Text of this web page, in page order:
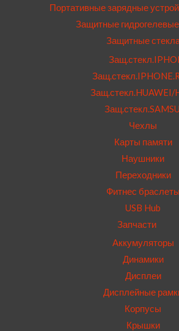
Портативные зарядные
Защитные
Защитные
Защ.стекл.HUAWEI/
Чехлы
Карты памяти
Наушники
Переходники
Фитнес браслеты
USB Hub
Запчасти
Аккумуляторы
Динамики
Дисплеи
Дисплейные
Корпусы
Крышки